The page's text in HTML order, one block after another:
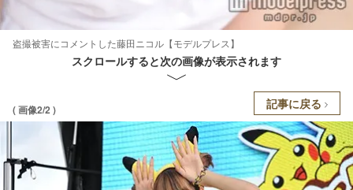
盗撮被害にコメントした藤田ニコル【モデルプレス】
スクロールすると次の画像が表示されます
( 画像2/2 ) 記事に戻る